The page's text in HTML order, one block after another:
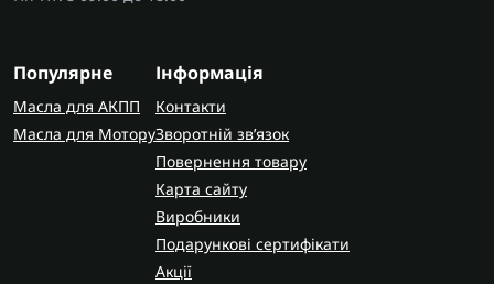
уточніть точний код трансмісії за шильдиком,
потрібної форми.
AUTOSHIFT швидко та надійно доставляє
замовлення по всій Україні. У Запоріжжі
виконуємо капітальний ремонт коробки A6MF1 з
гарантією на виконані роботи.
Популярне
Масла для АКПП
Масла для Мотору
Інформація
Контакти
Зворотній зв’язок
Повернення товару
Карта сайту
Виробники
Подарункові сертифікати
Акції